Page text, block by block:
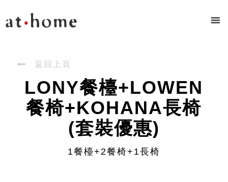
 返回上頁
LONY餐檯+LOWEN
餐椅+KOHANA長椅
(套裝優惠)
1餐檯+2餐椅+1長椅